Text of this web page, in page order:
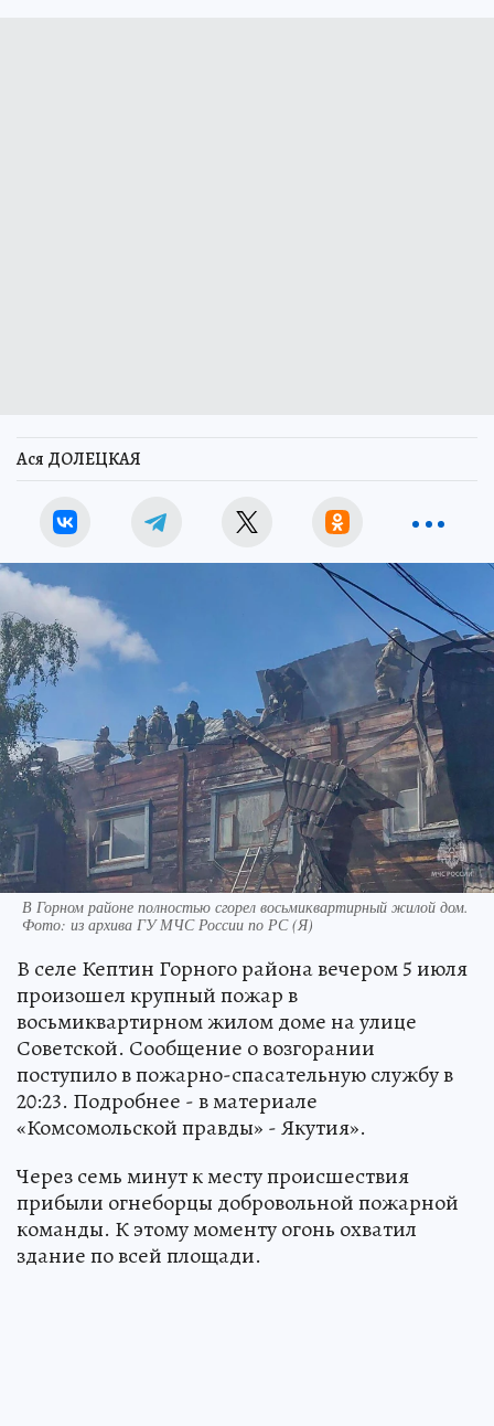
Ася ДОЛЕЦКАЯ
В Горном районе полностью сгорел восьмиквартирный жилой дом.
Фото: из архива ГУ МЧС России по РС (Я)
В селе Кептин Горного района вечером 5 июля
произошел крупный пожар в
восьмиквартирном жилом доме на улице
Советской. Сообщение о возгорании
поступило в пожарно-спасательную службу в
20:23. Подробнее - в материале
«Комсомольской правды» - Якутия».
Через семь минут к месту происшествия
прибыли огнеборцы добровольной пожарной
команды. К этому моменту огонь охватил
здание по всей площади.